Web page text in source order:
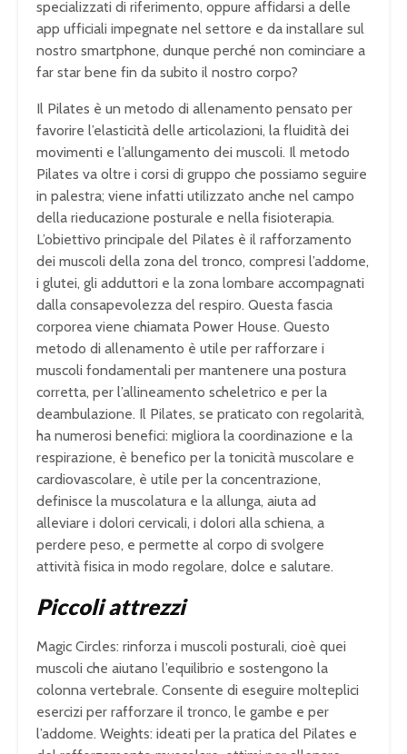
specializzati di riferimento, oppure affidarsi a delle
app ufficiali impegnate nel settore e da installare sul
nostro smartphone, dunque perché non cominciare a
far star bene fin da subito il nostro corpo?
Il Pilates è un metodo di allenamento pensato per
favorire l’elasticità delle articolazioni, la fluidità dei
movimenti e l’allungamento dei muscoli. Il metodo
Pilates va oltre i corsi di gruppo che possiamo seguire
in palestra; viene infatti utilizzato anche nel campo
della rieducazione posturale e nella fisioterapia.
L’obiettivo principale del Pilates è il rafforzamento
dei muscoli della zona del tronco, compresi l’addome,
i glutei, gli adduttori e la zona lombare accompagnati
dalla consapevolezza del respiro. Questa fascia
corporea viene chiamata Power House. Questo
metodo di allenamento è utile per rafforzare i
muscoli fondamentali per mantenere una postura
corretta, per l’allineamento scheletrico e per la
deambulazione. Il Pilates, se praticato con regolarità,
ha numerosi benefici: migliora la coordinazione e la
respirazione, è benefico per la tonicità muscolare e
cardiovascolare, è utile per la concentrazione,
definisce la muscolatura e la allunga, aiuta ad
alleviare i dolori cervicali, i dolori alla schiena, a
perdere peso, e permette al corpo di svolgere
attività fisica in modo regolare, dolce e salutare.
Piccoli attrezzi
Magic Circles: rinforza i muscoli posturali, cioè quei
muscoli che aiutano l’equilibrio e sostengono la
colonna vertebrale. Consente di eseguire molteplici
esercizi per rafforzare il tronco, le gambe e per
l’addome. Weights: ideati per la pratica del Pilates e